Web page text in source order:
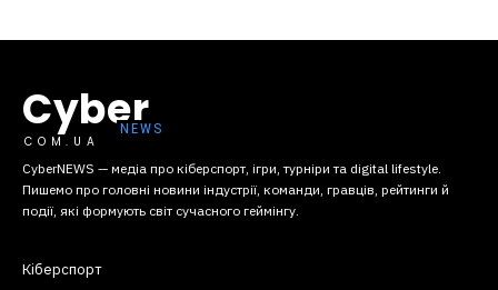
Cyber
COM.UA
CyberNEWS — медіа про кіберспорт, ігри, турніри та digital lifestyle.
Пишемо про головні новини індустрії, команди, гравців, рейтинги й
події, які формують світ сучасного геймінгу.
Кіберспорт